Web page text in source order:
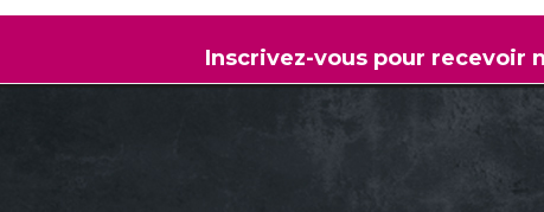
Inscrivez-vous pour recevoir